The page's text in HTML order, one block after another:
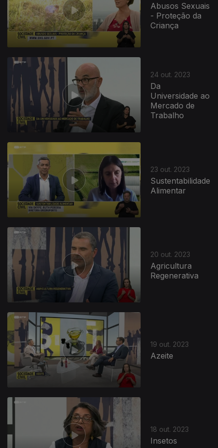
Abusos Sexuais
- Proteção da
Criança
24 out. 2023
Da
Universidade ao
Mercado de
Trabalho
23 out. 2023
Sustentabilidade
Alimentar
20 out. 2023
Agricultura
Regenerativa
19 out. 2023
Azeite
18 out. 2023
Insetos
722175